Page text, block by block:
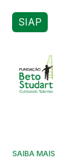
SIAP
SAIBA MAIS